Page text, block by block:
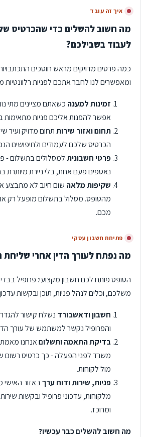
איך זה עובד
מה חשוב להשלים כדי שהכרטיס
לעבוד בשבילכם?
כמה פרטים מדויקים מראש חוסכים
ומאפשרים לנו לחבר אתכם לפניות רלוונטיות
זמינות למענה כשאתם מציינים מתי
אפשר להפנות אליכם פניות מתאימות
תחום ואזור שירותתחום מדויק ועיר
הכרטיס שלכם לעמודים ולחיפושים
פרטי חשבוניתלמסלולים בתשלום -
נאספים פעם אחת, בלי ניירת מיותרת
שקיפות מלאה שום חיוב לא מתבצע
מהטופס. מסלול בתשלום מופעל רק
מכם.
פתיחת חשבון עסקי
מה נפתח לעורך הדין אחרי שליחת
הטופס פותח לכם חשבון מקצועי: פרופיל
משלכם, וכלים לנהל פניות, תוכן ובקשות
חשבון ודאשבורד נשלח קישור
והפרופיל נקשר למשתמש של עורך
בדיקת התאמה ותשלוםאנחנו
משרד לפני הפעלה - כך כרטיס רשום
מול לקוחות.
פניות, שירות ודוח ערךבאזור האישי
מלקוחות, עדכוני פרופיל ובקשות
ומרוכז.
מה חשוב להשלים כבר עכשיו?